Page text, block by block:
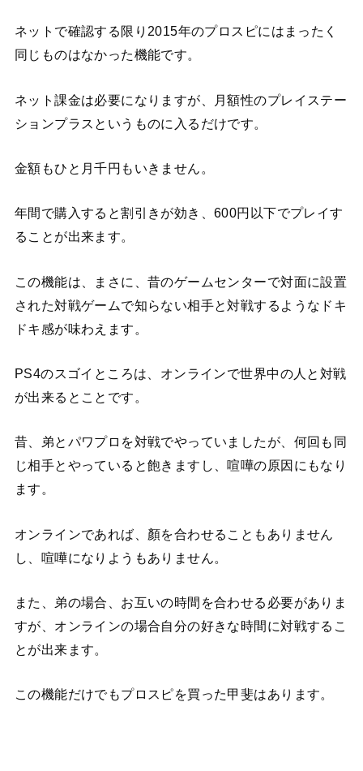
ネットで確認する限り2015年のプロスピにはまったく
同じものはなかった機能です。
ネット課金は必要になりますが、月額性のプレイステー
ションプラスというものに入るだけです。
金額もひと月千円もいきません。
年間で購入すると割引きが効き、600円以下でプレイす
ることが出来ます。
この機能は、まさに、昔のゲームセンターで対面に設置
された対戦ゲームで知らない相手と対戦するようなドキ
ドキ感が味わえます。
PS4のスゴイところは、オンラインで世界中の人と対戦
が出来るとことです。
昔、弟とパワプロを対戦でやっていましたが、何回も同
じ相手とやっていると飽きますし、喧嘩の原因にもなり
ます。
オンラインであれば、顏を合わせることもありません
し、喧嘩になりようもありません。
また、弟の場合、お互いの時間を合わせる必要がありま
すが、オンラインの場合自分の好きな時間に対戦するこ
とが出来ます。
この機能だけでもプロスピを買った甲斐はあります。